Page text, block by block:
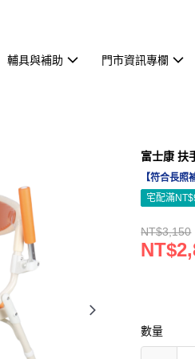
輔具與補助 門市資訊專欄
富士康 扶
【符合長
宅配滿
NT$3,150
數量